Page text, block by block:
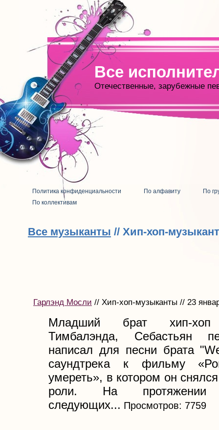
Все
Отечественные, зарубежные
Политика конфиденциальности По алфавиту
По
По коллективам
Все музыканты // Хип-хоп-
Гарлэнд Мосли // Хип-хоп-музыканты // 23
Младший брат хип-хоп
Тимбалэнда, Себастьян
написал для песни брата
саундтрека к фильму
умереть», в котором он
роли. На протяжении
следующих... Просмотров: 7759